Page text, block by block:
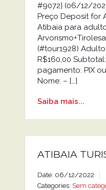
#9072] (06/12/
Preço Deposit for
Atibaia para
(#tour1928)
R$160,00
pagamento: PIX
Nome: – […]
Saiba mais...
ATIBAIA
Date: 06/12/2022
Categories: Sem